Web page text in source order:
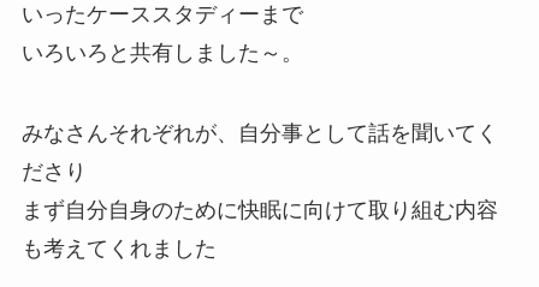
いったケーススタディーまで
いろいろと共有しました～。
みなさんそれぞれが、自分事として話を聞いてく
ださり
まず自分自身のために快眠に向けて取り組む内容
も考えてくれました